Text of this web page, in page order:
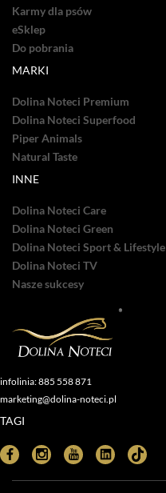
Karmy dla psów
eSklep
Do pobrania
MARKI
Dolina Noteci Premium
Dolina Noteci Superfood
Piper Animals
Natural Taste
INNE
Dolina Noteci Care
Dolina Noteci Green
Dolina Noteci Sport & Lifestyle
Dolina Noteci TV
Nasze sukcesy
infolinia: 885 558 871
marketing@dolina-noteci.pl
TAGI